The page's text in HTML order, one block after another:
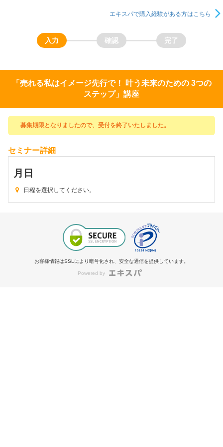
エキスパで購入経験がある方はこちら
「売れる私はイメージ先行で！ 叶う未来のための 3つの
ステップ」講座
募集期限となりましたので、受付を終了いたしました。
セミナー詳細
月 日
日程を選択してください。
お客様情報はSSLにより暗号化され、安全な通信を提供しています。
Powered by